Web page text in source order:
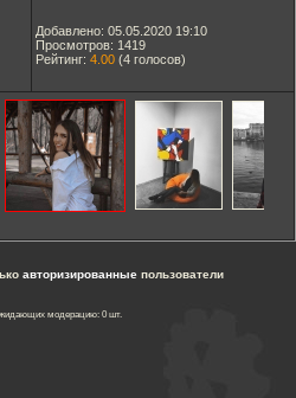
Добавлено: 05.05.2020 19:10
Просмотров: 1419
Рейтинг: 4.00 (4 голосов)
авторизированныепользователи
модерацию: 0 шт.